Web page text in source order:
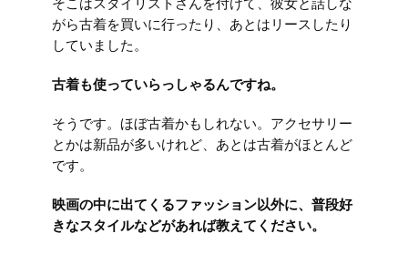
そこはスタイリストさんを付けて、彼女と話しな
がら古着を買いに行ったり、あとはリースしたり
していました。
古着も使っていらっしゃるんですね。
そうです。ほぼ古着かもしれない。アクセサリー
とかは新品が多いけれど、あとは古着がほとんど
です。
映画の中に出てくるファッション以外に、普段好
きなスタイルなどがあれば教えてください。